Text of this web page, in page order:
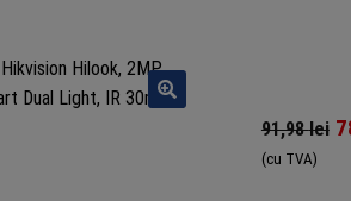
91,98lei
(cu TVA)